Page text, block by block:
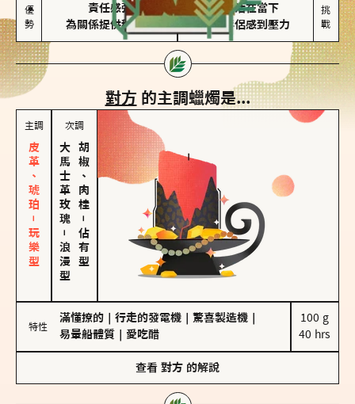
優
勢
責任感強
為關係提供穩定度
較難活在當下
易讓伴侶感到壓力
挑
戰
對方 的主調蠟燭是...
主調
皮革、琥珀－玩樂型
次調
大馬士革玫瑰
－
浪漫型
胡椒、肉桂
－
佔有型
特性
滿懂撩的 行走的發電機 驚喜製造機
易暈船體質
愛吃醋
100 g
40 hrs
查看 對方 的解說